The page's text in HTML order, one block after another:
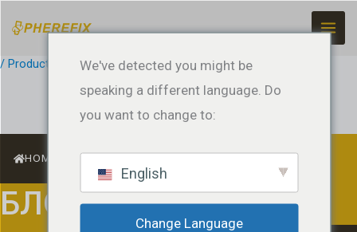
/ Product News/ По ссылкеjeffreyrtk@gmail.com
HOME
БЛОГ
We've detected you might be
speaking a different language. Do
you want to change to:
English
Change Language